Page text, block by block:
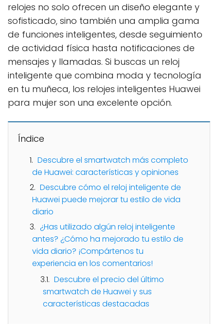
relojes no solo ofrecen un diseño elegante y
sofisticado, sino también una amplia gama
de funciones inteligentes, desde seguimiento
de actividad física hasta notificaciones de
mensajes y llamadas. Si buscas un reloj
inteligente que combina moda y tecnología
en tu muñeca, los relojes inteligentes Huawei
para mujer son una excelente opción.
Índice
Descubre el smartwatch más completo
de Huawei: características y opiniones
Descubre cómo el reloj inteligente de
Huawei puede mejorar tu estilo de vida
diario
¿Has utilizado algún reloj inteligente
antes? ¿Cómo ha mejorado tu estilo de
vida diario? ¡Compártenos tu
experiencia en los comentarios!
Descubre el precio del último
smartwatch de Huawei y sus
características destacadas